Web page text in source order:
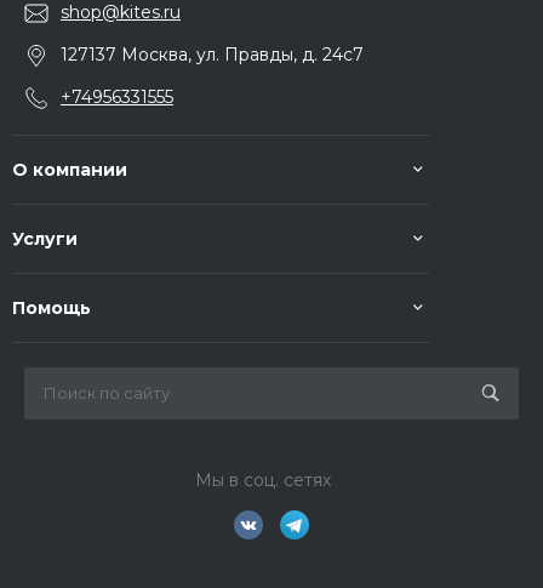
shop@kites.ru
127137 Москва, ул. Правды, д. 24с7
+74956331555
О компании
Услуги
Помощь
Мы в соц. сетях